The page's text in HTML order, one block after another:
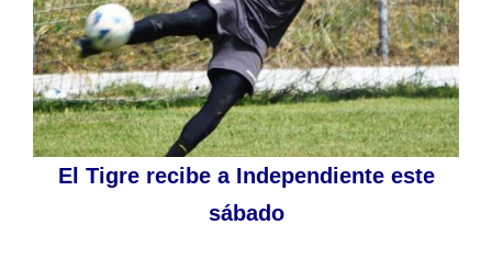
El Tigre recibe a Independiente este
sábado